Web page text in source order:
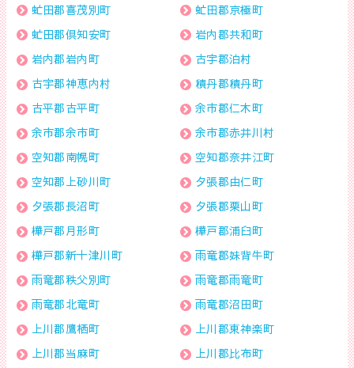
虻田郡喜茂別町
虻田郡京極町
虻田郡倶知安町
岩内郡共和町
岩内郡岩内町
古宇郡泊村
古宇郡神恵内村
積丹郡積丹町
古平郡古平町
余市郡仁木町
余市郡余市町
余市郡赤井川村
空知郡南幌町
空知郡奈井江町
空知郡上砂川町
夕張郡由仁町
夕張郡長沼町
夕張郡栗山町
樺戸郡月形町
樺戸郡浦臼町
樺戸郡新十津川町
雨竜郡妹背牛町
雨竜郡秩父別町
雨竜郡雨竜町
雨竜郡北竜町
雨竜郡沼田町
上川郡鷹栖町
上川郡東神楽町
上川郡当麻町
上川郡比布町